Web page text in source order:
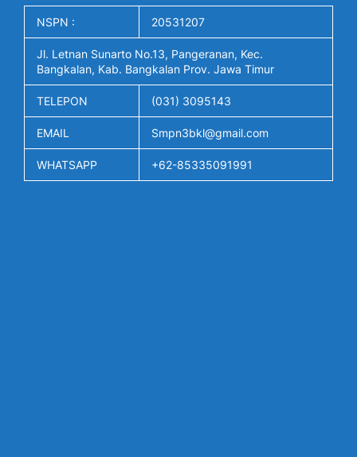
NSPN : 20531207
Jl. Letnan Sunarto No.13, Pangeranan, Kec.
Bangkalan, Kab. Bangkalan Prov. Jawa Timur
TELEPON (031) 3095143
EMAIL Smpn3bkl@gmail.com
WHATSAPP +62-85335091991